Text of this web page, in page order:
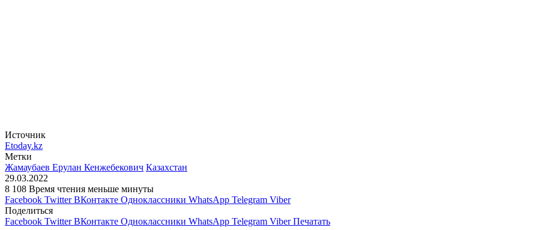
Источник
Etoday.kz
Метки
Жамаубаев Ерулан Кенжебекович Казахстан
29.03.2022
8 108 Время чтения меньше минуты
Facebook Twitter ВКонтакте Одноклассники WhatsApp Telegram Viber
Поделиться
Facebook Twitter ВКонтакте Одноклассники WhatsApp Telegram Viber Печатать